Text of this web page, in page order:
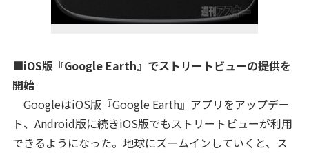
■iOS版『Google Earth』でストリートビューの提供を
開始
GoogleはiOS版『Google Earth』アプリをアップデー
ト、Android版に続きiOS版でもストリートビューが利用
できるようになった。地球にズームインしていくと、ス